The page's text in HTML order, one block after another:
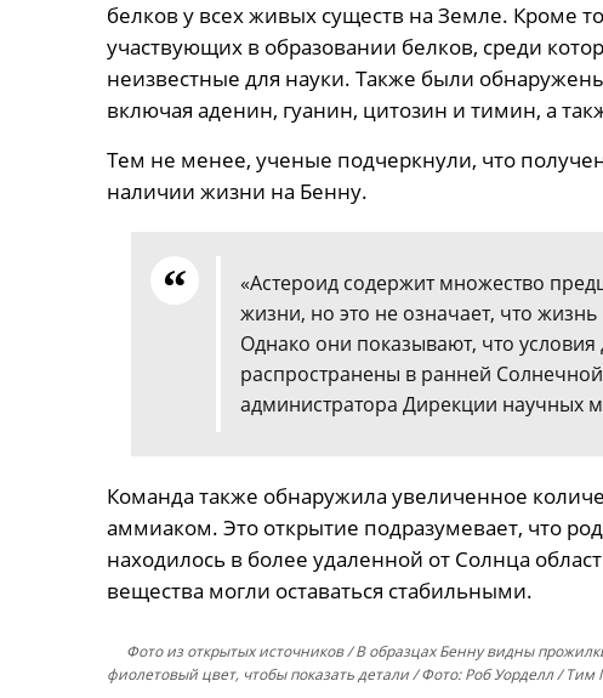
белков у всех живых существ на Земле. Кроме
участвующих в образовании белков, среди
неизвестные для науки. Также были
включая аденин, гуанин, цитозин и тимин, а
Тем не менее, ученые подчеркнули, что
наличии жизни на Бенну.
«Астероид содержит множество
жизни, но это не означает, что
Однако они показывают, что
распространены в ранней
администратора Дирекции научных
Команда также обнаружила увеличенное
аммиаком. Это открытие подразумевает, что
находилось в более удаленной от Солнца
вещества могли оставаться стабильными.
Фото из открытых источников/ В образцах Бенну видны
фиолетовый цвет, чтобы показать детали / Фото: Роб Уорделл /